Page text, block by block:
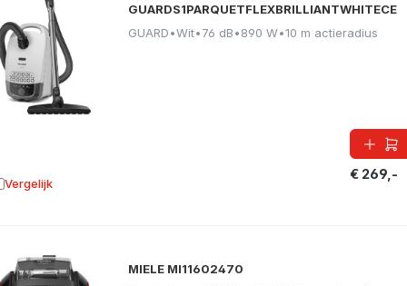
GUARDS1PARQUETFLEXBRILLIANTWHITECE
GUARD•Wit•76 dB•890 W•10 m actieradius
€ 269,-
Vergelijk aan vergelijking
MIELE MI11602470